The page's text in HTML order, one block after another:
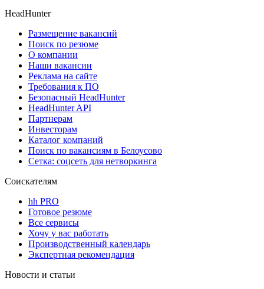
HeadHunter
Размещение вакансий
Поиск по резюме
О компании
Наши вакансии
Реклама на сайте
Требования к ПО
Безопасный HeadHunter
HeadHunter API
Партнерам
Инвесторам
Каталог компаний
Поиск по вакансиям в Белоусово
Сетка: соцсеть для нетворкинга
Соискателям
hh PRO
Готовое резюме
Все сервисы
Хочу у вас работать
Производственный календарь
Экспертная рекомендация
Новости и статьи